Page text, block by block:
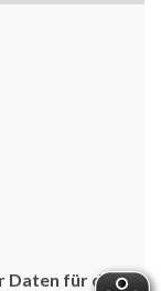
Daten für den